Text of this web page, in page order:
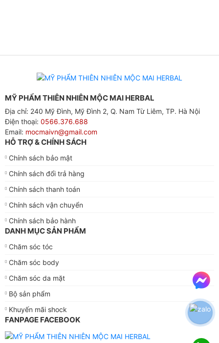
MỸ PHẨM THIÊN NHIÊN MỘC MAI HERBAL
Địa chỉ: 240 Mỹ Đình, Mỹ Đình 2, Q. Nam Từ Liêm, TP. Hà Nội
Điện thoại: 0566.376.688
Email: mocmaivn@gmail.com
HỖ TRỢ & CHÍNH SÁCH
Chính sách bảo mật
Chính sách đổi trả hàng
Chính sách thanh toán
Chính sách vận chuyển
Chính sách bảo hành
DANH MỤC SẢN PHẨM
Chăm sóc tóc
Chăm sóc body
Chăm sóc da mặt
Bộ sản phẩm
Khuyến mãi shock
FANPAGE FACEBOOK